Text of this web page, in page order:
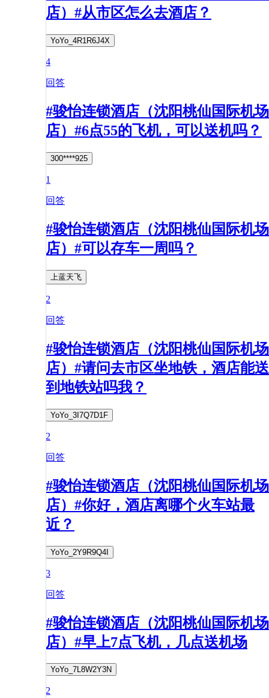
店）#从市区怎么去酒店？
YoYo_4R1R6J4X
4
回答
#骏怡连锁酒店（沈阳桃仙国际机场
店）#6点55的飞机，可以送机吗？
300****925
1
回答
#骏怡连锁酒店（沈阳桃仙国际机场
店）#可以存车一周吗？
上蓝天飞
2
回答
#骏怡连锁酒店（沈阳桃仙国际机场
店）#请问去市区坐地铁，酒店能送
到地铁站吗我？
YoYo_3I7Q7D1F
2
回答
#骏怡连锁酒店（沈阳桃仙国际机场
店）#你好，酒店离哪个火车站最
近？
YoYo_2Y9R9Q4I
3
回答
#骏怡连锁酒店（沈阳桃仙国际机场
店）#早上7点飞机，几点送机场
YoYo_7L8W2Y3N
2